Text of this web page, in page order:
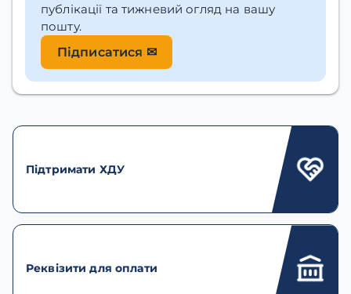
публікації та тижневий огляд на вашу
пошту.
Підписатися ✉
Підтримати ХДУ
Реквізити для оплати